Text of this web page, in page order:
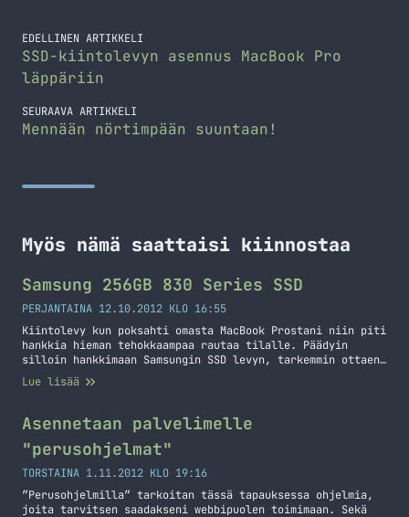
EDELLINEN ARTIKKELI
SSD-kiintolevyn asennus MacBook Pro
läppäriin
SEURAAVA ARTIKKELI
Mennään nörtimpään suuntaan!
Myös nämä saattaisi kiinnostaa
Samsung 256GB 830 Series SSD
PERJANTAINA 12.10.2012 KLO 16:55
Kiintolevy kun poksahti omasta MacBook Prostani niin piti
hankkia hieman tehokkaampaa rautaa tilalle. Päädyin
silloin hankkimaan Samsungin SSD levyn, tarkemmin ottaen
256 gigaisen 830 sarjalaisen. Lopusta löydät pienen
videon tästä SSD:stä. Kokoa tällä kiintolevyllä on se 2,5
MacBookissani on vain SATA2 väylä, joten ihan kaikkea…
Jatka lukemista Samsung 256GB 830 Series SSD
Lue lisää
Asennetaan palvelimelle
"perusohjelmat"
TORSTAINA 1.11.2012 KLO 19:16
”Perusohjelmilla” tarkoitan tässä tapauksessa ohjelmia,
joita tarvitsen saadakseni webbipuolen toimimaan. Sekä